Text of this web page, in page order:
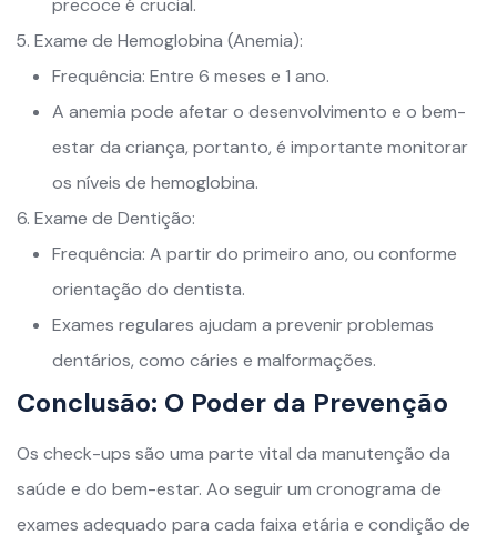
Exame de Hemoglobina (Anemia):
Frequência: Entre 6 meses e 1 ano.
A anemia pode afetar o desenvolvimento e o bem-
estar da criança, portanto, é importante monitorar
os níveis de hemoglobina.
Exame de Dentição:
Frequência: A partir do primeiro ano, ou conforme
orientação do dentista.
Exames regulares ajudam a prevenir problemas
dentários, como cáries e malformações.
Conclusão: O Poder da Prevenção
Os check-ups são uma parte vital da manutenção da
saúde e do bem-estar. Ao seguir um cronograma de
exames adequado para cada faixa etária e condição de